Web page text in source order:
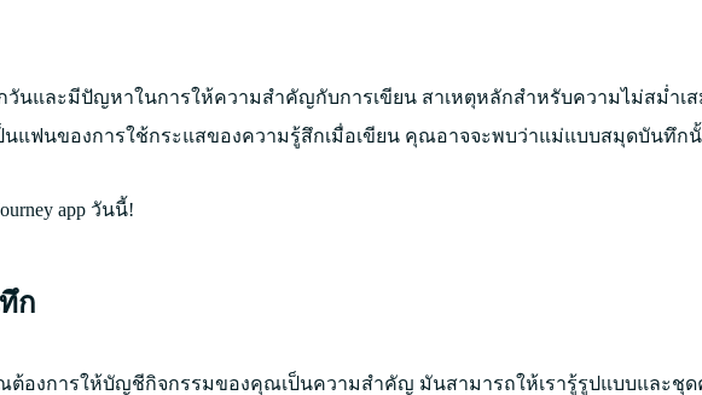
นและมีปัญหาในการให้ความสำคัญกับการเขียน สาเหตุหลักสำหรับความไม่สม่ำเ
นแฟนของการใช้กระแสของความรู้สึกเมื่อเขียน คุณอาจจะพบว่าแม่แบบสมุดบันทึก
app วันนี้!
ก
ต้องการให้บัญชีกิจกรรมของคุณเป็นความสำคัญ มันสามารถให้เรารู้รูปแบบและชุ